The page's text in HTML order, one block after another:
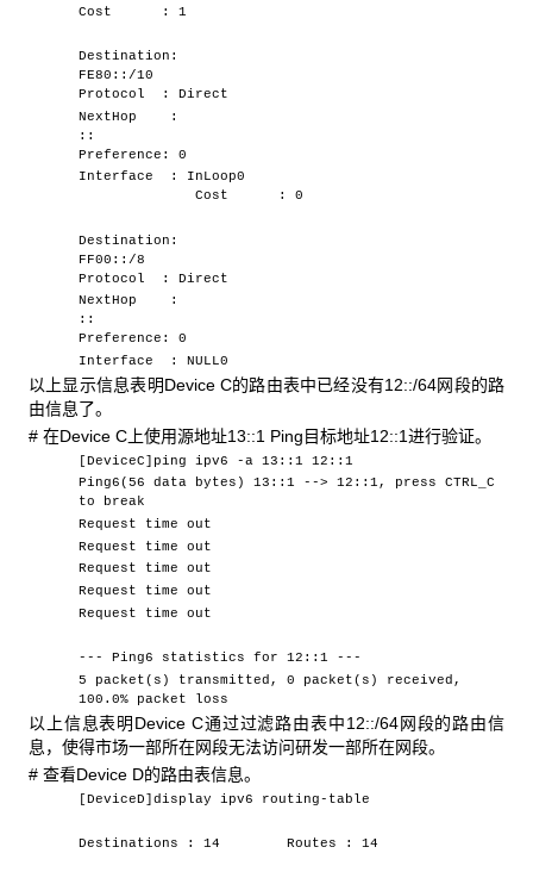
Cost : 1
Destination:
FE80::/10
Protocol : Direct
NextHop :
::
Preference: 0
Interface : InLoop0
Cost : 0
Destination:
FF00::/8
Protocol : Direct
NextHop :
::
Preference: 0
Interface : NULL0
以上显示信息表明Device C的路由表中已经没有12::/64网段的路
由信息了。
# 在Device C上使用源地址13::1 Ping目标地址12::1进行验证。
[DeviceC]ping ipv6 -a 13::1 12::1
Ping6(56 data bytes) 13::1 --> 12::1, press CTRL_C
to break
Request time out
Request time out
Request time out
Request time out
Request time out
--- Ping6 statistics for 12::1 ---
5 packet(s) transmitted, 0 packet(s) received,
100.0% packet loss
以上信息表明Device C通过过滤路由表中12::/64网段的路由信
息，使得市场一部所在网段无法访问研发一部所在网段。
# 查看Device D的路由表信息。
[DeviceD]display ipv6 routing-table
Destinations : 14 Routes : 14